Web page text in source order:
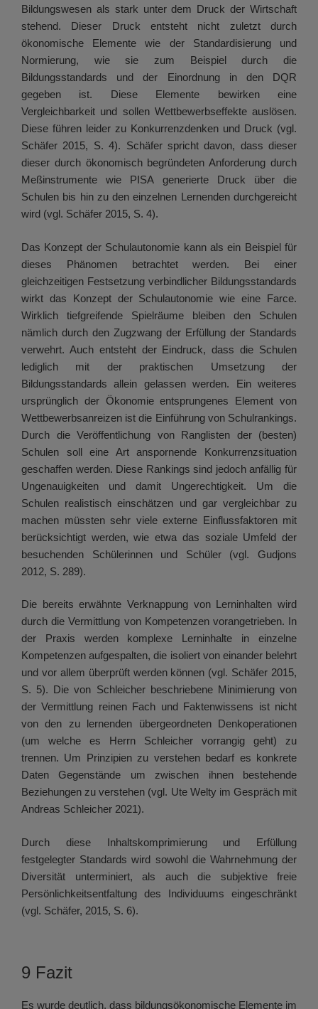
Bildungswesen als stark unter dem Druck der Wirtschaft
stehend. Dieser Druck entsteht nicht zuletzt durch
ökonomische Elemente wie der Standardisierung und
Normierung, wie sie zum Beispiel durch die
Bildungsstandards und der Einordnung in den DQR
gegeben ist. Diese Elemente bewirken eine
Vergleichbarkeit und sollen Wettbewerbseffekte auslösen.
Diese führen leider zu Konkurrenzdenken und Druck (vgl.
Schäfer 2015, S. 4). Schäfer spricht davon, dass dieser
dieser durch ökonomisch begründeten Anforderung durch
Meßinstrumente wie PISA generierte Druck über die
Schulen bis hin zu den einzelnen Lernenden durchgereicht
wird (vgl. Schäfer 2015, S. 4).
Das Konzept der Schulautonomie kann als ein Beispiel für
dieses Phänomen betrachtet werden. Bei einer
gleichzeitigen Festsetzung verbindlicher Bildungsstandards
wirkt das Konzept der Schulautonomie wie eine Farce.
Wirklich tiefgreifende Spielräume bleiben den Schulen
nämlich durch den Zugzwang der Erfüllung der Standards
verwehrt. Auch entsteht der Eindruck, dass die Schulen
lediglich mit der praktischen Umsetzung der
Bildungsstandards allein gelassen werden. Ein weiteres
ursprünglich der Ökonomie entsprungenes Element von
Wettbewerbsanreizen ist die Einführung von Schulrankings.
Durch die Veröffentlichung von Ranglisten der (besten)
Schulen soll eine Art anspornende Konkurrenzsituation
geschaffen werden. Diese Rankings sind jedoch anfällig für
Ungenauigkeiten und damit Ungerechtigkeit. Um die
Schulen realistisch einschätzen und gar vergleichbar zu
machen müssten sehr viele externe Einflussfaktoren mit
berücksichtigt werden, wie etwa das soziale Umfeld der
besuchenden Schülerinnen und Schüler (vgl. Gudjons
2012, S. 289).
Die bereits erwähnte Verknappung von Lerninhalten wird
durch die Vermittlung von Kompetenzen vorangetrieben. In
der Praxis werden komplexe Lerninhalte in einzelne
Kompetenzen aufgespalten, die isoliert von einander belehrt
und vor allem überprüft werden können (vgl. Schäfer 2015,
S. 5). Die von Schleicher beschriebene Minimierung von
der Vermittlung reinen Fach und Faktenwissens ist nicht
von den zu lernenden übergeordneten Denkoperationen
(um welche es Herrn Schleicher vorrangig geht) zu
trennen. Um Prinzipien zu verstehen bedarf es konkrete
Daten Gegenstände um zwischen ihnen bestehende
Beziehungen zu verstehen (vgl. Ute Welty im Gespräch mit
Andreas Schleicher 2021).
Durch diese Inhaltskomprimierung und Erfüllung
festgelegter Standards wird sowohl die Wahrnehmung der
Diversität unterminiert, als auch die subjektive freie
Persönlichkeitsentfaltung des Individuums eingeschränkt
(vgl. Schäfer, 2015, S. 6).
9 Fazit
Es wurde deutlich, dass bildungsökonomische Elemente im